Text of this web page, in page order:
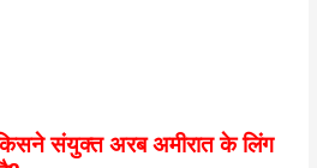
संयुक्त अरब अमीरात के लिंग